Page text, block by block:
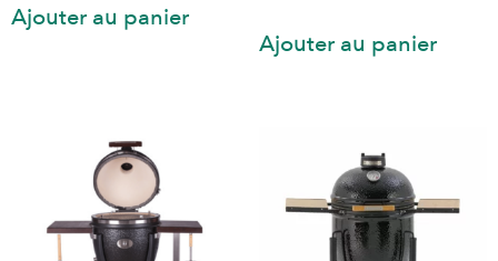
Ajouter au panier
Ajouter au panier